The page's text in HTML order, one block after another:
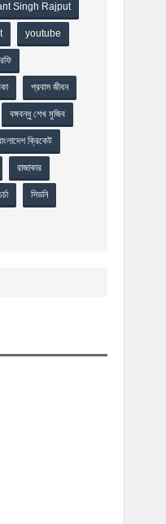
Singh Rajput
youtube
প্রবাস জীবন
বঙ্গবন্ধু শেখ মুজিব
ক্রিকেট
রাজাকার
সিডনি